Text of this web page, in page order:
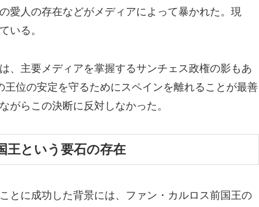
愛人の存在などがメディアによって暴かれた。現
いる。
、主要メディアを掌握するサンチェス政権の影もあ
位の安定を守るためにスペインを離れることが最善
がらこの決断に反対しなかった。
王という要石の存在
とに成功した背景には、ファン・カルロス前国王の